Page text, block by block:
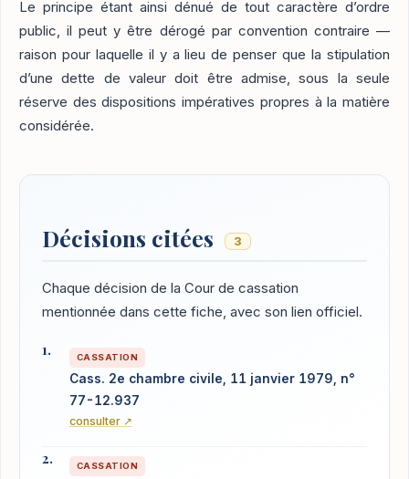
Le principe étant ainsi dénué de tout caractère d’ordre
public, il peut y être dérogé par convention contraire —
raison pour laquelle il y a lieu de penser que la stipulation
d’une dette de valeur doit être admise, sous la seule
réserve des dispositions impératives propres à la matière
considérée.
Décisions citées 3
Chaque décision de la Cour de cassation
mentionnée dans cette fiche, avec son lien officiel.
CASSATION
Cass. 2e chambre civile, 11 janvier 1979, n°
77-12.937
consulter ↗
CASSATION